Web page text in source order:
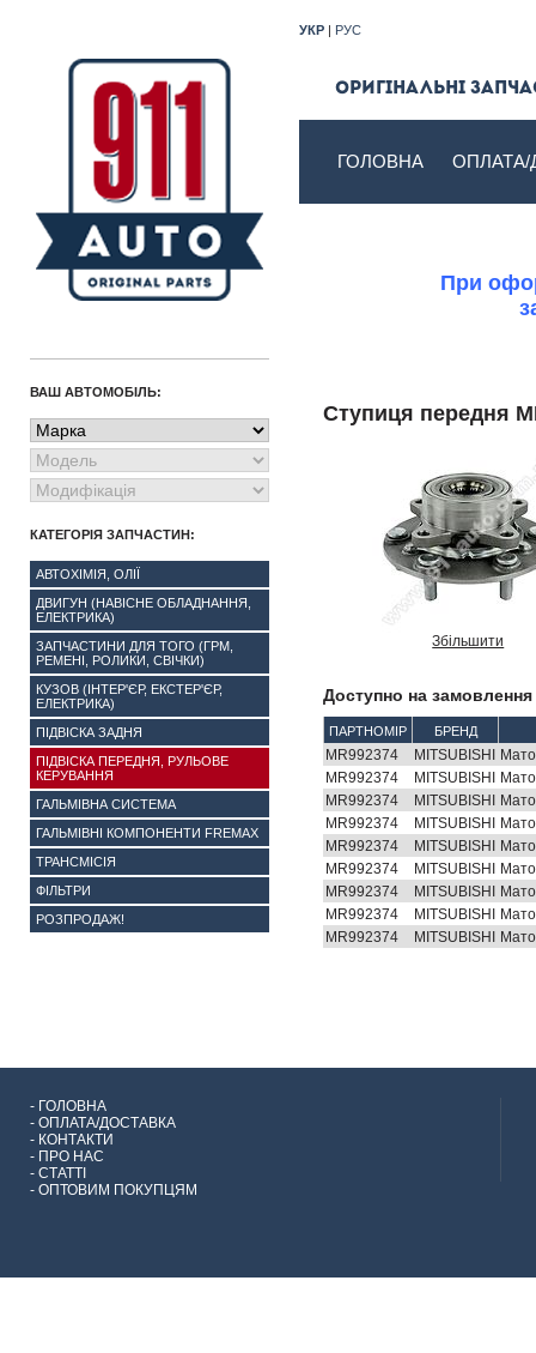
УКР | РУС
Оригінальні
ГОЛОВНА ОПЛАТА/
При
Ступиця передня
Збільшити
Доступно на
ПАРТНОМІР БРЕНД
MR992374 MITSUBISHI
MR992374
MITSUBISHI
MR992374
MITSUBISHI
MR992374
MITSUBISHI
MR992374
MITSUBISHI
MR992374
MITSUBISHI
MR992374
MITSUBISHI
MR992374
MITSUBISHI
MR992374
MITSUBISHI
ВАШ АВТОМОБІЛЬ:
КАТЕГОРІЯ ЗАПЧАСТИН:
АВТОХІМІЯ, ОЛІЇ
ДВИГУН (НАВІСНЕ ОБЛАДНАННЯ,
ЕЛЕКТРИКА)
ЗАПЧАСТИНИ ДЛЯ ТОГО (ГРМ,
РЕМЕНІ, РОЛИКИ, СВІЧКИ)
КУЗОВ (ІНТЕР'ЄР, ЕКСТЕР'ЄР,
ЕЛЕКТРИКА)
ПІДВІСКА ЗАДНЯ
ПІДВІСКА ПЕРЕДНЯ, РУЛЬОВЕ
КЕРУВАННЯ
ГАЛЬМІВНА СИСТЕМА
ГАЛЬМІВНІ КОМПОНЕНТИ FREMAX
ТРАНСМІСІЯ
ФІЛЬТРИ
РОЗПРОДАЖ!
- ГОЛОВНА
- ОПЛАТА/ДОСТАВКА
- КОНТАКТИ
- ПРО НАС
- СТАТТІ
- ОПТОВИМ ПОКУПЦЯМ